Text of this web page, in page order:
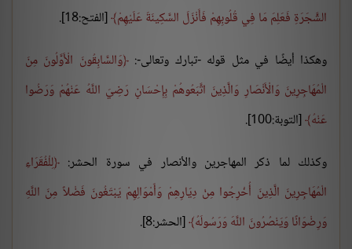
الشَّجَرَةِ فَعَلِمَ مَا فِي قُلُوبِهِمْ فَأَنْزَلَ السَّكِينَةَ عَلَيْهِمْ [الفتح:18].
وهكذا أيضًا في مثل قوله -تبارك وتعالى-: وَالسَّابِقُونَ الْأَوَّلُونَ مِنَ
الْمُهَاجِرِينَ وَالْأَنْصَارِ وَالَّذِينَ اتَّبَعُوهُمْ بِإِحْسَانٍ رَضِيَ اللَّهُ عَنْهُمْ وَرَضُوا
عَنْهُ [التوبة:100].
وكذلك لما ذكر المهاجرين والأنصار في سورة الحشر:
لِلْفُقَرَاءِ
الْمُهَاجِرِينَ الَّذِينَ أُخْرِجُوا مِنْ دِيَارِهِمْ وَأَمْوَالِهِمْ يَبْتَغُونَ فَضْلاً مِنَ اللَّهِ
وَرِضْوَانًا وَيَنْصُرُونَ اللَّهَ وَرَسُولَهُ [الحشر:8].